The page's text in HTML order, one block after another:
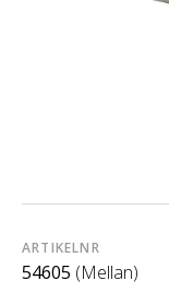
ARTIKELNR
54605 (Mellan)